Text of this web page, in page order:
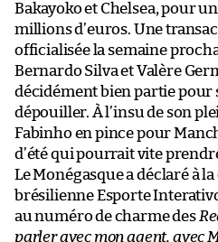
Bakayoko et Chelsea, pour
millions d’euros. Une
officialisée la semaine
Bernardo Silva et Valère
décidément bien partie pour
dépouiller. À l’insu de son
Fabinho en pince pour
d’été qui pourrait vite
Le Monégasque a déclaré à
brésilienne Esporte
au numéro de charme des
parler avec mon agent, avec